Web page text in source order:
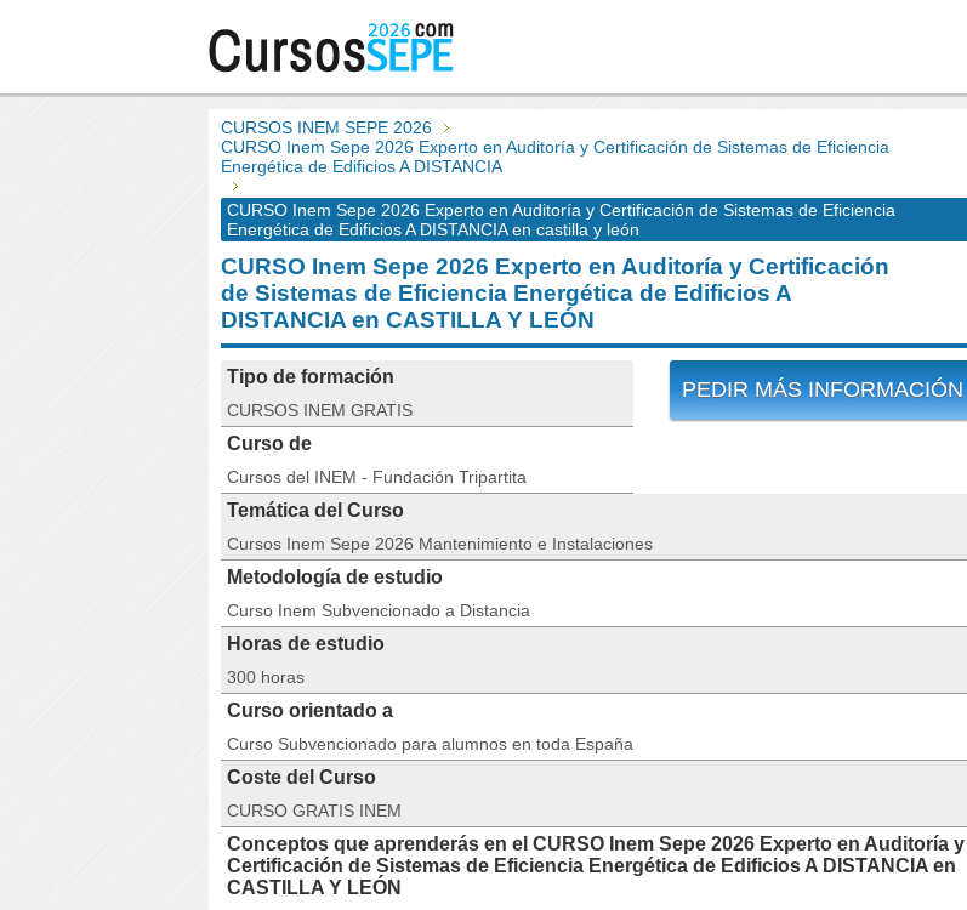
CURSOS INEM SEPE 2026
CURSO Inem Sepe 2026 Experto en Auditoría y Certificación de Sistemas de Eficiencia
Energética de Edificios A DISTANCIA
CURSO Inem Sepe 2026 Experto en Auditoría y Certificación de Sistemas de Eficiencia
Energética de Edificios A DISTANCIA en castilla y león
CURSO Inem Sepe 2026 Experto en Auditoría y Certificación
de Sistemas de Eficiencia Energética de Edificios A
DISTANCIA en CASTILLA Y LEÓN
PEDIR MÁS INFORMACIÓN
Tipo de formación
CURSOS INEM GRATIS
Curso de
Cursos del INEM - Fundación Tripartita
Temática del Curso
Cursos Inem Sepe 2026 Mantenimiento e Instalaciones
Metodología de estudio
Curso Inem Subvencionado a Distancia
Horas de estudio
300 horas
Curso orientado a
Curso Subvencionado para alumnos en toda España
Coste del Curso
CURSO GRATIS INEM
Conceptos que aprenderás en el CURSO Inem Sepe 2026 Experto en Auditoría y
Certificación de Sistemas de Eficiencia Energética de Edificios A DISTANCIA en
CASTILLA Y LEÓN